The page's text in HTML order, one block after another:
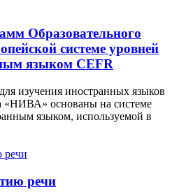
Образовательного
системе уровней
языком CEFR
изучения иностранных языков
«НИВА» основаны на системе
языком, используемой в
речи